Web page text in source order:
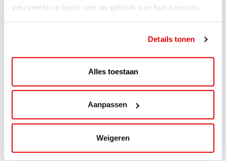
verzameld op basis van uw gebruik van hun services.
Details tonen
Alles toestaan
Aanpassen
Weigeren
ViaAVIA Super Deal: 20% korting bij